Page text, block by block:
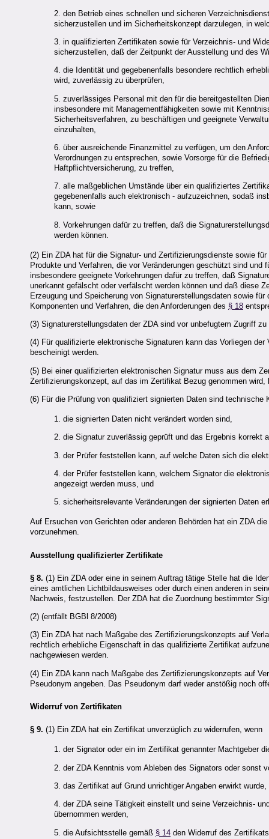
2. den Betrieb eines schnellen und sicheren
sicherzustellen und im Sicherheitskonzept darzulegen, in
3. in qualifizierten Zertifikaten sowie für Verzeichnis- und
sicherzustellen, daß der Zeitpunkt der Ausstellung und des
4. die Identität und gegebenenfalls besondere rechtlich
wird, zuverlässig zu überprüfen,
5. zuverlässiges Personal mit den für die bereitgestellten
insbesondere mit Managementfähigkeiten sowie mit
Sicherheitsverfahren, zu beschäftigen und geeignete
einzuhalten,
6. über ausreichende Finanzmittel zu verfügen, um den
Verordnungen zu entsprechen, sowie Vorsorge für die
Haftpflichtversicherung, zu treffen,
7. alle maßgeblichen Umstände über ein qualifiziertes
gegebenenfalls auch elektronisch - aufzuzeichnen, sodaß
kann, sowie
8. Vorkehrungen dafür zu treffen, daß die
werden können.
(2) Ein ZDAhat für die Signatur- und Zertifizierungsdienste sowie
Produkte und Verfahren, die vor Veränderungen geschützt sind
insbesondere geeignete Vorkehrungen dafür zu treffen, daß
unerkannt gefälscht oder verfälscht werden können und daß diese
Erzeugung und Speicherung von Signaturerstellungsdaten sowie
Komponenten und Verfahren, die den Anforderungen des § 18
(3) Signaturerstellungsdaten der ZDA sind vor unbefugtem Zugriff zu
(4) Für qualifizierte elektronische Signaturen kann das Vorliegen
bescheinigt werden.
(5) Bei einer qualifizierten elektronischen Signatur muss aus dem
Zertifizierungskonzept, auf das im Zertifikat Bezug genommen
(6) Für die Prüfung von qualifiziert signierten Daten sind
1. die signierten Daten nicht verändert worden sind,
2. die Signatur zuverlässig geprüft und das Ergebnis korrekt
3. der Prüfer feststellen kann, auf welche Daten sich die
4. der Prüfer feststellen kann, welchem Signator die
angezeigt werden muss, und
5. sicherheitsrelevante Veränderungen der signierten Daten
Auf Ersuchen von Gerichten oder anderen Behörden hat ein ZDA
vorzunehmen.
Ausstellung qualifizierter Zertifikate
§ 8. (1) Ein ZDA oder eine in seinem Auftrag tätige Stelle hat die
eines amtlichen Lichtbildausweises oder durch einen anderen in
Nachweis, festzustellen. Der ZDA hat die Zuordnung bestimmter
(2) (entfällt BGBl 8/2008)
(3) Ein ZDA hat nach Maßgabe des Zertifizierungskonzepts auf
rechtlich erhebliche Eigenschaft in das qualifizierte Zertifikat
nachgewiesen werden.
(4) Ein ZDA kann nach Maßgabe des Zertifizierungskonzepts auf
Pseudonym angeben. Das Pseudonym darf weder anstößig noch
Widerruf von Zertifikaten
§ 9. (1) Ein ZDA hat ein Zertifikat unverzüglich zu widerrufen, wenn
1. der Signator oder ein im Zertifikat genannter Machtgeber
2. der ZDA Kenntnis vom Ableben des Signators oder sonst
3. das Zertifikat auf Grund unrichtiger Angaben erwirkt wurde,
4. der ZDA seine Tätigkeit einstellt und seine Verzeichnis-
übernommen werden,
5. die Aufsichtsstelle gemäß § 14 den Widerruf des